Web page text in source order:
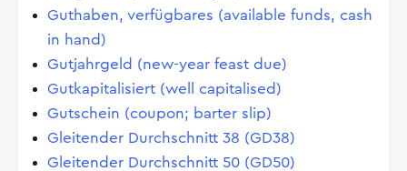
Guthaben, verfügbares (available funds, cash
in hand)
Gutjahrgeld (new-year feast due)
Gutkapitalisiert (well capitalised)
Gutschein (coupon; barter slip)
Gleitender Durchschnitt 38 (GD38)
Gleitender Durchschnitt 50 (GD50)